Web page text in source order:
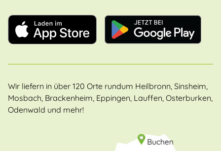
Wir liefern in über 120 Orte rundum Heilbronn, Sinsheim,
Mosbach, Brackenheim, Eppingen, Lauffen, Osterburken,
Odenwald und mehr!